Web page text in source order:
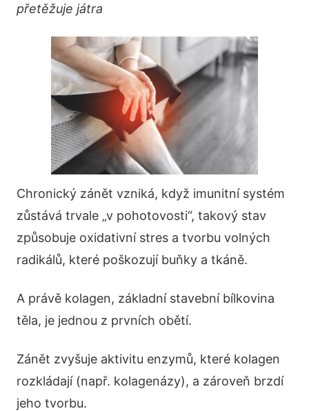
přetěžuje játra
Chronický zánět vzniká, když imunitní systém
zůstává trvale „v pohotovosti“, takový stav
způsobuje oxidativní stres a tvorbu volných
radikálů, které poškozují buňky a tkáně.
A právě kolagen, základní stavební bílkovina
těla, je jednou z prvních obětí.
Zánět zvyšuje aktivitu enzymů, které kolagen
rozkládají (např. kolagenázy), a zároveň brzdí
jeho tvorbu.